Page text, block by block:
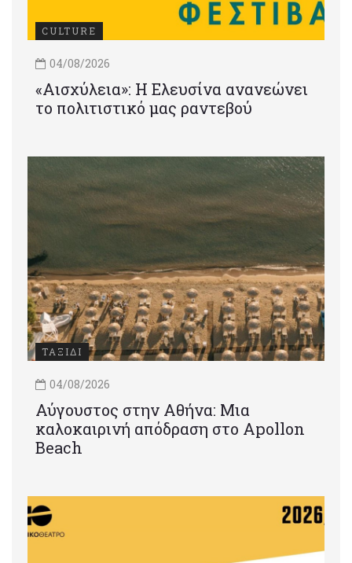
CULTURE
04/08/2026
«Αισχύλεια»: Η Ελευσίνα ανανεώνει
το πολιτιστικό μας ραντεβού
ΤΑΞΙΔΙ
04/08/2026
Αύγουστος στην Αθήνα: Μια
καλοκαιρινή απόδραση στο Apollon
Beach